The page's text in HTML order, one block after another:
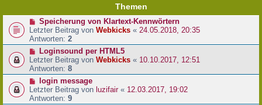
Themen
Speicherung von Klartext-Kennwörtern
Letzter Beitrag von Webkicks « 24.05.2018, 20:35
Antworten: 2
Loginsound per HTML5
Letzter Beitrag von Webkicks « 10.10.2017, 12:51
Antworten: 8
login message
Letzter Beitrag von luzifair« 12.03.2017, 19:02
Antworten: 9